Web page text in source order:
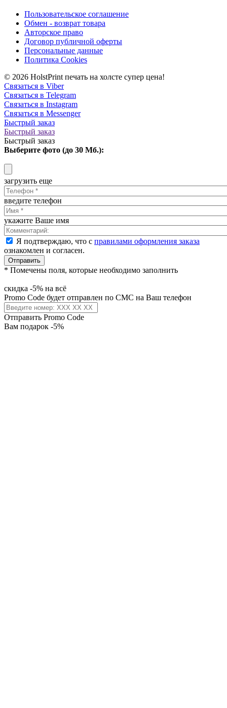
Пользовательское соглашение
Обмен - возврат товара
Авторское право
Договор публичной оферты
Персональные данные
Политика Cookies
© 2026 HolstPrint печать на холсте супер цена!
Связаться в Viber
Связаться в Telegram
Связаться в Instagram
Связаться в Messenger
Быстрый заказ
Быстрый заказ
Быстрый заказ
Выберите фото (до 30 Мб.):
загрузить еще
введите телефон
укажите Ваше имя
Я подтверждаю, что с правилами оформления заказа
ознакомлен и согласен.
Отправить
* Помечены поля, которые необходимо заполнить
скидка -5% на всё
Promo Code будет отправлен по СМС на Ваш телефон
Отправить Promo Code
Вам подарок -5%